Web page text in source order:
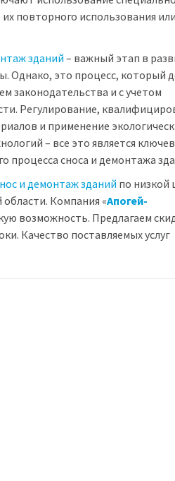
повторного использования или
зданий– важный этап в
Однако, это процесс, который
законодательства и с учетом
Регулирование,
и применение
– все это является
процесса сноса и демонтажа
и демонтаж зданий по низкой
Компания «Апогей-
возможность. Предлагаем
Качество поставляемых услуг